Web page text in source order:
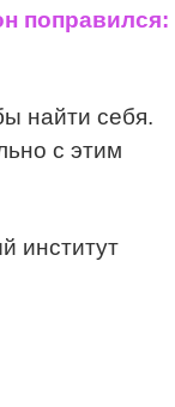
поправился:
найти себя.
с этим
институт